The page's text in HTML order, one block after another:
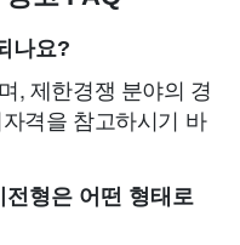
나요?
, 제한경쟁 분야의 경
격을 참고하시기 바
형은 어떤 형태로